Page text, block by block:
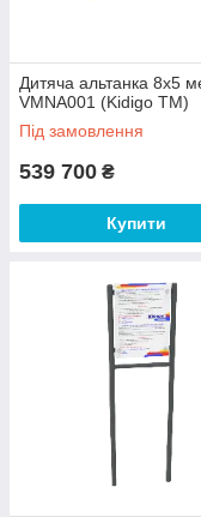
Дитяча альтанка 8х5
VMNA001 (Kidigo ТМ)
Під замовлення
539 700 ₴
Купити